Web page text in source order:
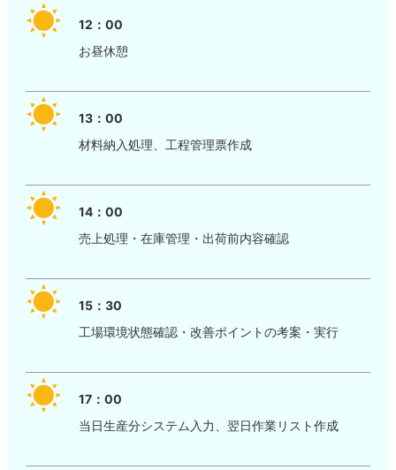
12：00
お昼休憩
13：00
材料納入処理、工程管理票作成
14：00
売上処理・在庫管理・出荷前内容確認
15：30
工場環境状態確認・改善ポイントの考案・実行
17：00
当日生産分システム入力、翌日作業リスト作成